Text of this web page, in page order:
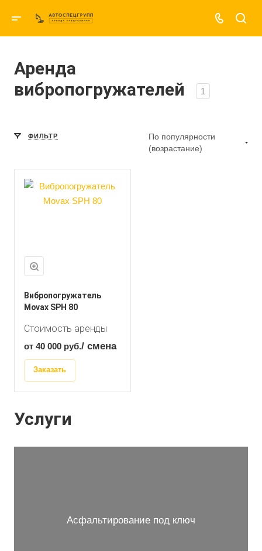
Аренда
вибропогружателей
1
ФИЛЬТР
По популярности
(возрастание)
Вибропогружатель
Movax SPH 80
Стоимость аренды
от 40 000 руб./ смена
Заказать
Услуги
Асфальтирование под ключ